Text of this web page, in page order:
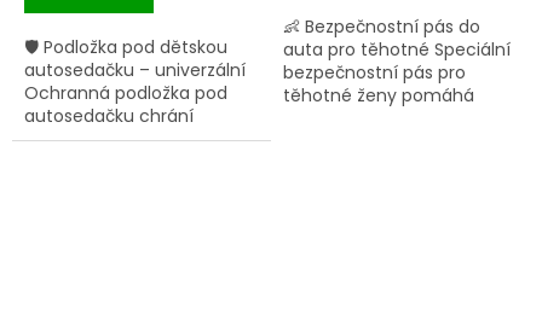
🛡 Podložka pod dětskou
autosedačku – univerzální
Ochranná podložka pod
autosedačku chrání
sedadlo vozidla před
5
hvězdiček.
👶 Bezpečnostní pás do
auta pro těhotné Speciální
bezpečnostní pás pro
těhotné ženy pomáhá